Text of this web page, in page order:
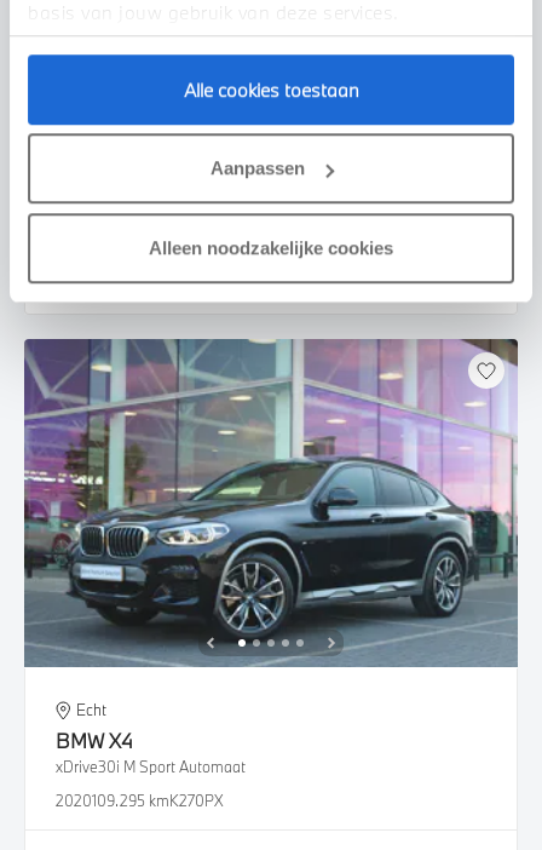
basis van jouw gebruik van deze services.
Alle cookies toestaan
Aanpassen
Alleen noodzakelijke cookies
BMWX1
€ 529p/m
Bekijk details
Echt
BMWX4
xDrive30i M Sport Automaat
2020109.295 kmK270PX